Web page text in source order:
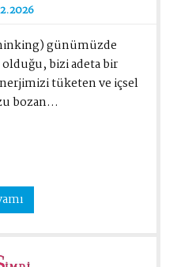
günümüzde
bizi adeta bir
tüketen ve içsel
bozan...